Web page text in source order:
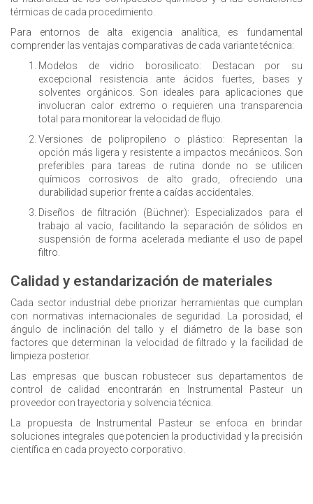
térmicas de cada procedimiento.
Para entornos de alta exigencia analítica, es fundamental
comprender las ventajas comparativas de cada variante técnica:
Modelos de vidrio borosilicato: Destacan por su
excepcional resistencia ante ácidos fuertes, bases y
solventes orgánicos. Son ideales para aplicaciones que
involucran calor extremo o requieren una transparencia
total para monitorear la velocidad de flujo.
Versiones de polipropileno o plástico: Representan la
opción más ligera y resistente a impactos mecánicos. Son
preferibles para tareas de rutina donde no se utilicen
químicos corrosivos de alto grado, ofreciendo una
durabilidad superior frente a caídas accidentales.
Diseños de filtración (Büchner): Especializados para el
trabajo al vacío, facilitando la separación de sólidos en
suspensión de forma acelerada mediante el uso de papel
filtro.
Calidad y estandarización de materiales
Cada sector industrial debe priorizar herramientas que cumplan
con normativas internacionales de seguridad. La porosidad, el
ángulo de inclinación del tallo y el diámetro de la base son
factores que determinan la velocidad de filtrado y la facilidad de
limpieza posterior.
Las empresas que buscan robustecer sus departamentos de
control de calidad encontrarán en Instrumental Pasteur un
proveedor con trayectoria y solvencia técnica.
La propuesta de Instrumental Pasteur se enfoca en brindar
soluciones integrales que potencien la productividad y la precisión
científica en cada proyecto corporativo.